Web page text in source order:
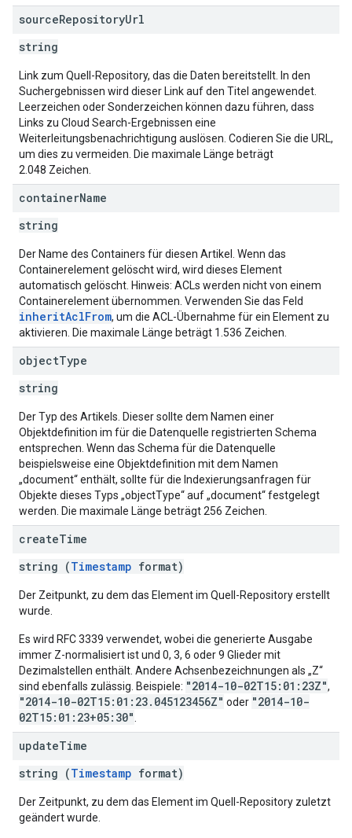
sourceRepositoryUrl
string
Link zum Quell-Repository, das die Daten bereitstellt. In den
Suchergebnissen wird dieser Link auf den Titel angewendet.
Leerzeichen oder Sonderzeichen können dazu führen, dass
Links zu Cloud Search-Ergebnissen eine
Weiterleitungsbenachrichtigung auslösen. Codieren Sie die URL,
um dies zu vermeiden. Die maximale Länge beträgt
2.048 Zeichen.
containerName
string
Der Name des Containers für diesen Artikel. Wenn das
Containerelement gelöscht wird, wird dieses Element
automatisch gelöscht. Hinweis: ACLs werden nicht von einem
Containerelement übernommen. Verwenden Sie das Feld
inheritAclFrom, um die ACL-Übernahme für ein Element zu
aktivieren. Die maximale Länge beträgt 1.536 Zeichen.
objectType
string
Der Typ des Artikels. Dieser sollte dem Namen einer
Objektdefinition im für die Datenquelle registrierten Schema
entsprechen. Wenn das Schema für die Datenquelle
beispielsweise eine Objektdefinition mit dem Namen
„document“ enthält, sollte für die Indexierungsanfragen für
Objekte dieses Typs „objectType“ auf „document“ festgelegt
werden. Die maximale Länge beträgt 256 Zeichen.
createTime
string (Timestamp format)
Der Zeitpunkt, zu dem das Element im Quell-Repository erstellt
wurde.
Es wird RFC 3339 verwendet, wobei die generierte Ausgabe
immer Z-normalisiert ist und 0, 3, 6 oder 9 Glieder mit
Dezimalstellen enthält. Andere Achsenbezeichnungen als „Z“
sind ebenfalls zulässig. Beispiele: "2014-10-02T15:01:23Z",
"2014-10-02T15:01:23.045123456Z" oder "2014-10-
02T15:01:23+05:30"
updateTime
string (Timestamp format)
Der Zeitpunkt, zu dem das Element im Quell-Repository zuletzt
geändert wurde.